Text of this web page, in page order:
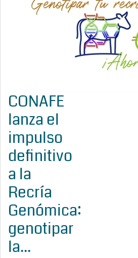
CONAFE
lanza el
impulso
definitivo
a la
Recría
Genómica:
genotipar
la...